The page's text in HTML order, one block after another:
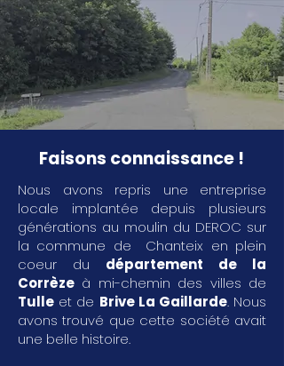
Faisons connaissance !
Nous avons repris une entreprise
locale implantée depuis plusieurs
générations au moulin du DEROC sur
la commune de Chanteix en plein
coeur du département de la
Corrèze à mi-chemin des villes de
Tulle et de Brive La Gaillarde. Nous
avons trouvé que cette société avait
une belle histoire.